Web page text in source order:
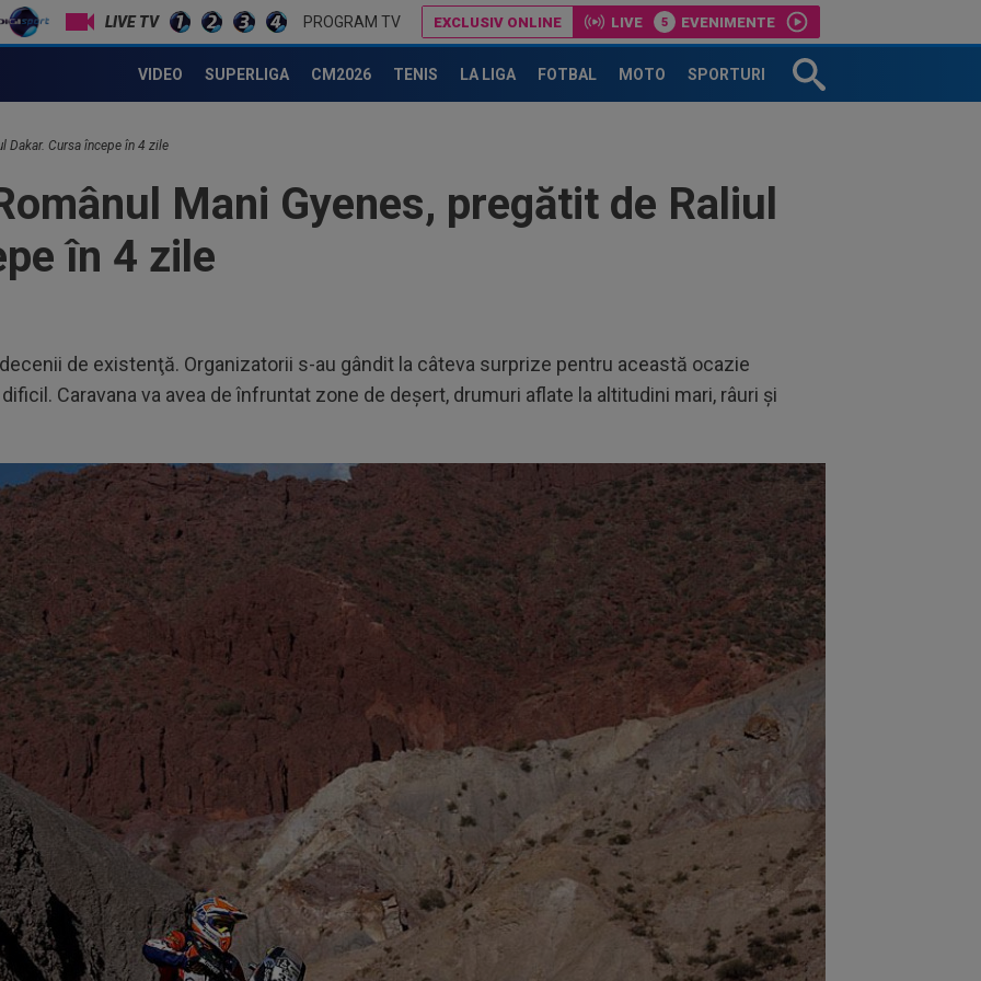
LIVE TV PROGRAM TV EXCLUSIV ONLINE LIVE EVENIMENTE
VIDEO SUPERLIGA CM2026 TENIS LA LIGA FOTBAL MOTO SPORTURI
Dakar. Cursa începe în 4 zile
Mani Gyenes, pregătit de Raliul
în 4 zile
de existenţă. Organizatorii s-au gândit la câteva surprize pentru această ocazie
Caravana va avea de înfruntat zone de deşert, drumuri aflate la altitudini mari, râuri şi
Găsit vinovat, după ce Rodri a
refuzat-o pe Real Madrid și a ales să
semneze cu...
Marius Șumudică a rupt tăcerea!
Ce a spus despre preluarea CFR-ului
11:28
Ce a pățit jucătorul transportat cu
ambulanța la KuPS - Universitatea
Craiova
Pep Guardiola l-a sunat pe Rodri